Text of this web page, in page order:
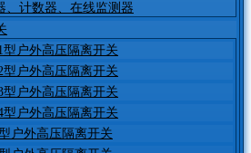
、计数器、在线监测器
型户外高压隔离开关
型户外高压隔离开关
型户外高压隔离开关
型户外高压隔离开关
户外高压隔离开关